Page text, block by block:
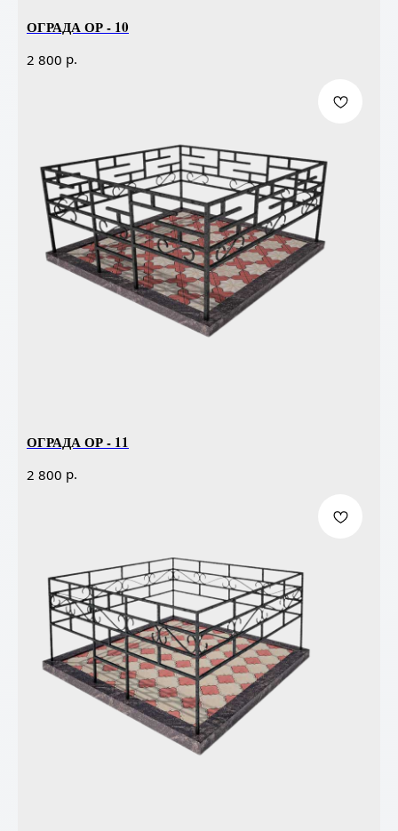
ОГРАДА ОР - 10
2 800 р.
ОГРАДА ОР - 11
2 800 р.